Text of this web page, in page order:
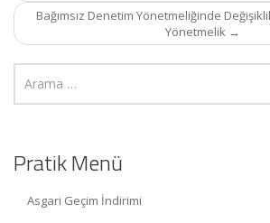
Bağımsız Denetim Yönetmeliğinde
Yönetmelik →
Pratik Menü
Asgari Geçim İndirimi